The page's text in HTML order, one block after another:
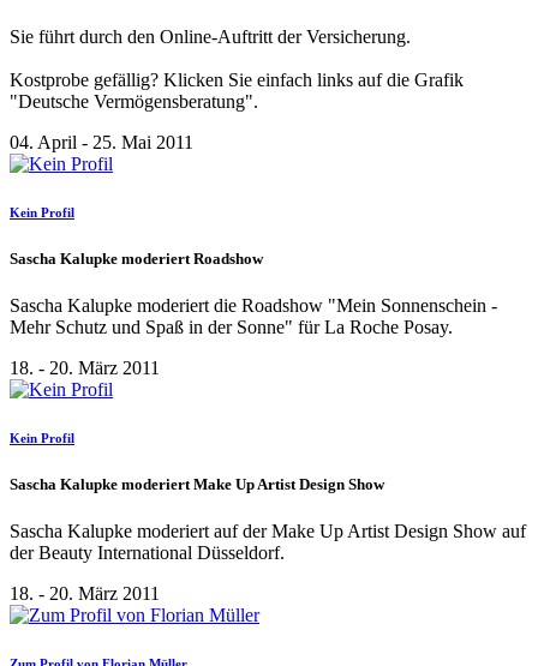
Sie führt durch den Online-Auftritt der Versicherung.
Kostprobe gefällig? Klicken Sie einfach links auf die Grafik
"Deutsche Vermögensberatung".
04. April - 25. Mai 2011
Kein Profil
Sascha Kalupke moderiert Roadshow
Sascha Kalupke moderiert die Roadshow "Mein Sonnenschein -
Mehr Schutz und Spaß in der Sonne" für La Roche Posay.
18. - 20. März 2011
Kein Profil
Sascha Kalupke moderiert Make Up Artist Design Show
Sascha Kalupke moderiert auf der Make Up Artist Design Show auf
der Beauty International Düsseldorf.
18. - 20. März 2011